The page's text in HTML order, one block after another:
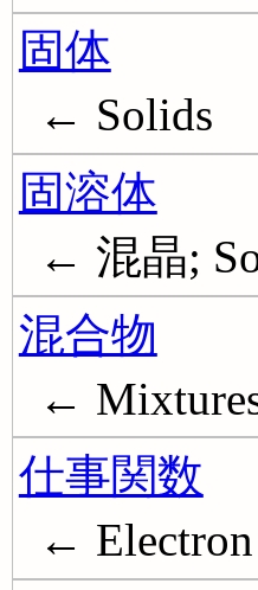
固体
← Solids
固溶体
← 混晶;
混合物
←
仕事関数
←